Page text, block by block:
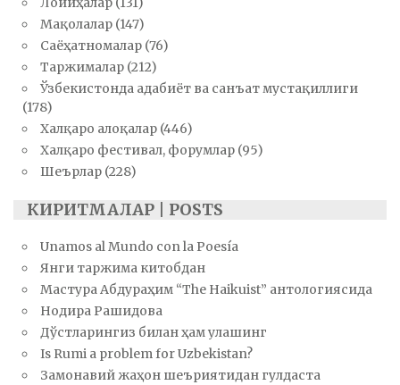
Мақолалар (147)
Саёҳатномалар (76)
Таржималар (212)
Ўзбекистонда адабиёт ва санъат мустақиллиги
(178)
Халқаро алоқалар (446)
Халқаро фестивал, форумлар (95)
Шеърлар (228)
КИРИТМАЛАР | POSTS
Unamos al Mundo con la Poesía
Янги таржима китобдан
Мастура Абдураҳим “The Haikuist” антологиясида
Нодира Рашидова
Дўстларингиз билан ҳам улашинг
Is Rumi a problem for Uzbekistan?
Замонавий жаҳон шеъриятидан гулдаста